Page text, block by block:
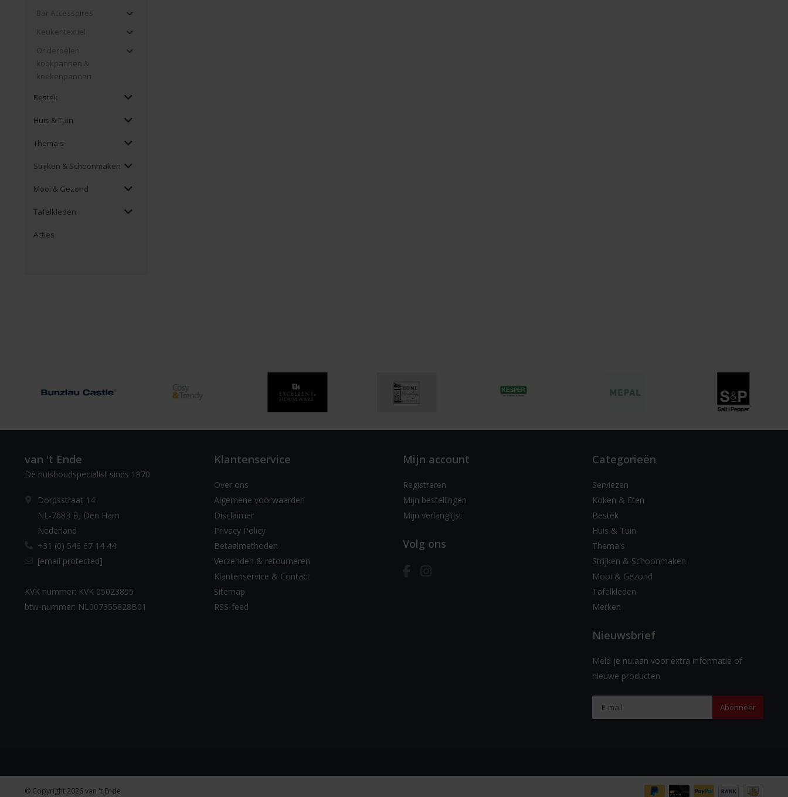
Bar Accessoires
Keukentextiel
Onderdelen
kookpannen &
koekenpannen
Bestek
Huis & Tuin
Thema's
Strijken & Schoonmaken
Mooi & Gezond
Tafelkleden
Acties
van 't Ende
Dè huishoudspecialist sinds 1970
Dorpsstraat 14
NL-7683 BJ Den Ham
Nederland
+31 (0) 546 67 14 44
[email protected]
KVK nummer: KVK 05023895
btw-nummer: NL007355828B01
Klantenservice
Over ons
Algemene voorwaarden
Disclaimer
Privacy Policy
Betaalmethoden
Verzenden & retourneren
Klantenservice & Contact
Sitemap
RSS-feed
Mijn account
Registreren
Mijn bestellingen
Mijn verlanglijst
Volg ons
Categorieën
Serviezen
Koken & Eten
Bestek
Huis & Tuin
Thema's
Strijken & Schoonmaken
Mooi & Gezond
Tafelkleden
Merken
Nieuwsbrief
Meld je nu aan voor extra informatie of
nieuwe producten
Abonneer
© Copyright 2026 van 't Ende